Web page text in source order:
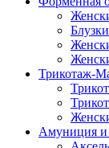
Трикотаж-
Амуниция и